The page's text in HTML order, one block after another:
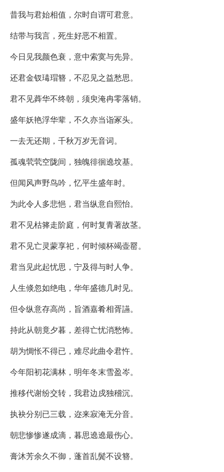
昔我与君始相值，尔时自谓可君意。
结带与我言，死生好恶不相置。
今日见我颜色衰，意中索寞与先异。
还君金钗瑇瑁簪，不忍见之益愁思。
君不见蕣华不终朝，须臾淹冉零落销。
盛年妖艳浮华辈，不久亦当诣冢头。
一去无还期，千秋万岁无音词。
孤魂茕茕空陇间，独魄徘徊遶坟基。
但闻风声野鸟吟，忆平生盛年时。
为此令人多悲悒，君当纵意自熙怡。
君不见枯箨走阶庭，何时复青著故茎。
君不见亡灵蒙享祀，何时倾杯竭壶罂。
君当见此起忧思，宁及得与时人争。
人生倐忽如绝电，华年盛德几时见。
但令纵意存高尚，旨酒嘉肴相胥讌。
持此从朝竟夕暮，差得亡忧消愁怖。
胡为惆怅不得已，难尽此曲令君忤。
今年阳初花满林，明年冬末雪盈岑。
推移代谢纷交转，我君边戍独稽沉。
执袂分别已三载，迩来寂淹无分音。
朝悲惨惨遂成滴，暮思遶遶最伤心。
膏沐芳余久不御，蓬首乱鬓不设簪。